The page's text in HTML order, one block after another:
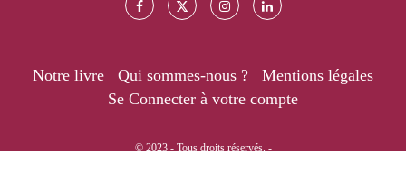
Notre livre Qui sommes-nous ?
Mentions légales
Se Connecter à votre compte
© 2023 - Tous droits réservés. -